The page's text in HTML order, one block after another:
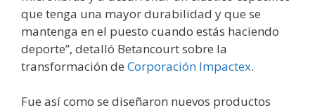
que tenga una mayor durabilidad y que se
mantenga en el puesto cuando estás haciendo
deporte”, detalló Betancourt sobre la
transformación de Corporación Impactex.
Fue así como se diseñaron nuevos productos